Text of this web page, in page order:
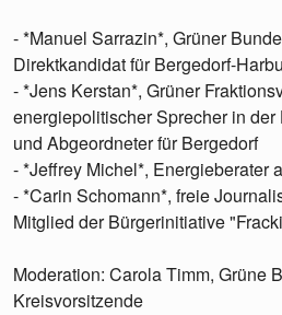
- *Manuel Sarrazin*, Grüner
Direktkandidat für Bergedorf-
- *Jens Kerstan*, Grüner
energiepolitischer Sprecher in
und Abgeordneter für Bergedorf
- *Jeffrey Michel*, Energieberater
- *Carin Schomann*, freie
Mitglied der Bürgerinitiative
Moderation: Carola Timm, Grüne
Kreisvorsitzende